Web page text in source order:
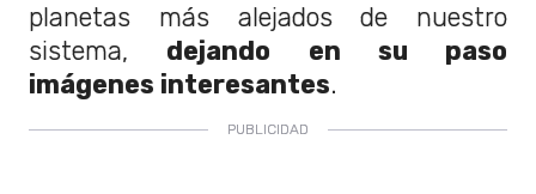
planetas más alejados de nuestro
sistema, dejando en su paso
imágenes interesantes.